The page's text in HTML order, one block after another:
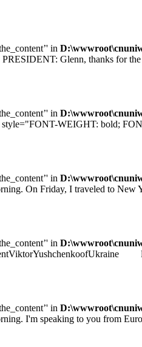
in
Glenn, thanks for the
in
WEIGHT: bold;
in
On Friday, I traveled to New
in
in
I'm speaking to you from